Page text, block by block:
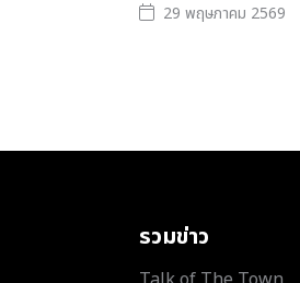
29 พฤษภาคม 2569
รวมข่าว